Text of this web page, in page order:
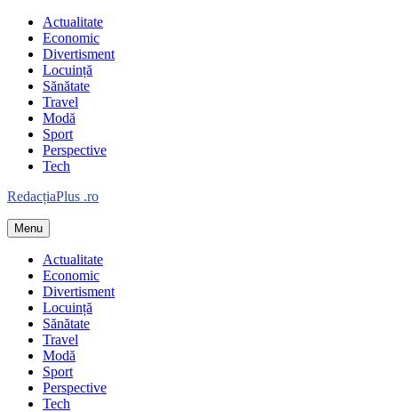
Skip
content
Actualitate
Economic
Divertisment
Locuință
Sănătate
Travel
Modă
Sport
Perspective
Tech
RedacțiaPlus .ro
Informație plus inspirație
Menu
Actualitate
Economic
Divertisment
Locuință
Sănătate
Travel
Modă
Sport
Perspective
Tech